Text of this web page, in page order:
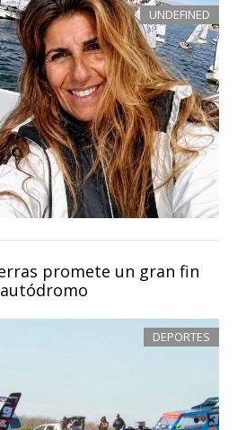
UNDEFINED
promete un gran fin
DEPORTES